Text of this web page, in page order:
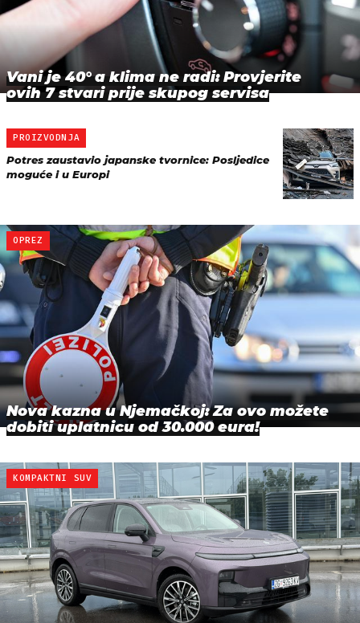
Vani je 40° a klima ne radi: Provjerite
ovih 7 stvari prije skupog servisa
PROIZVODNJA
Potres zaustavio japanske tvornice: Posljedice
moguće i u Europi
OPREZ
Nova kazna u Njemačkoj: Za ovo možete
dobiti uplatnicu od 30.000 eura!
KOMPAKTNI SUV